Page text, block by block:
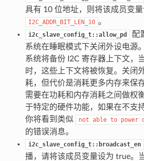
具有 10 位地址，则将该成员变
I2C_ADDR_BIT_LEN_10 。
i2c_slave_config_t::allow_pd
配
系统在睡眠模式下关闭外设电源
系统将备份 I2C 寄存器上下文，
时，这些上下文将被恢复。关闭
耗，但代价是消耗更多内存来保
需要在功耗和内存消耗之间做权
于特定的硬件功能，如果在不支
你将看到类似
not able to power
的错误消息。
i2c_slave_config_t::broadcast_en
播，请将该成员变量设为 true。